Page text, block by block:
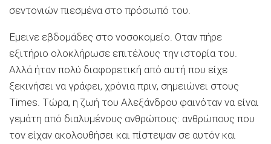
σεντονιών πιεσμένα στο πρόσωπό του.
Εμεινε εβδομάδες στο νοσοκομείο. Οταν πήρε
εξιτήριο ολοκλήρωσε επιτέλους την ιστορία του.
Αλλά ήταν πολύ διαφορετική από αυτή που είχε
ξεκινήσει να γράφει, χρόνια πριν, σημειώνει στους
Times. Τώρα, η ζωή του Αλεξάνδρου φαινόταν να είναι
γεμάτη από διαλυμένους ανθρώπους: ανθρώπους που
τον είχαν ακολουθήσει και πίστεψαν σε αυτόν και